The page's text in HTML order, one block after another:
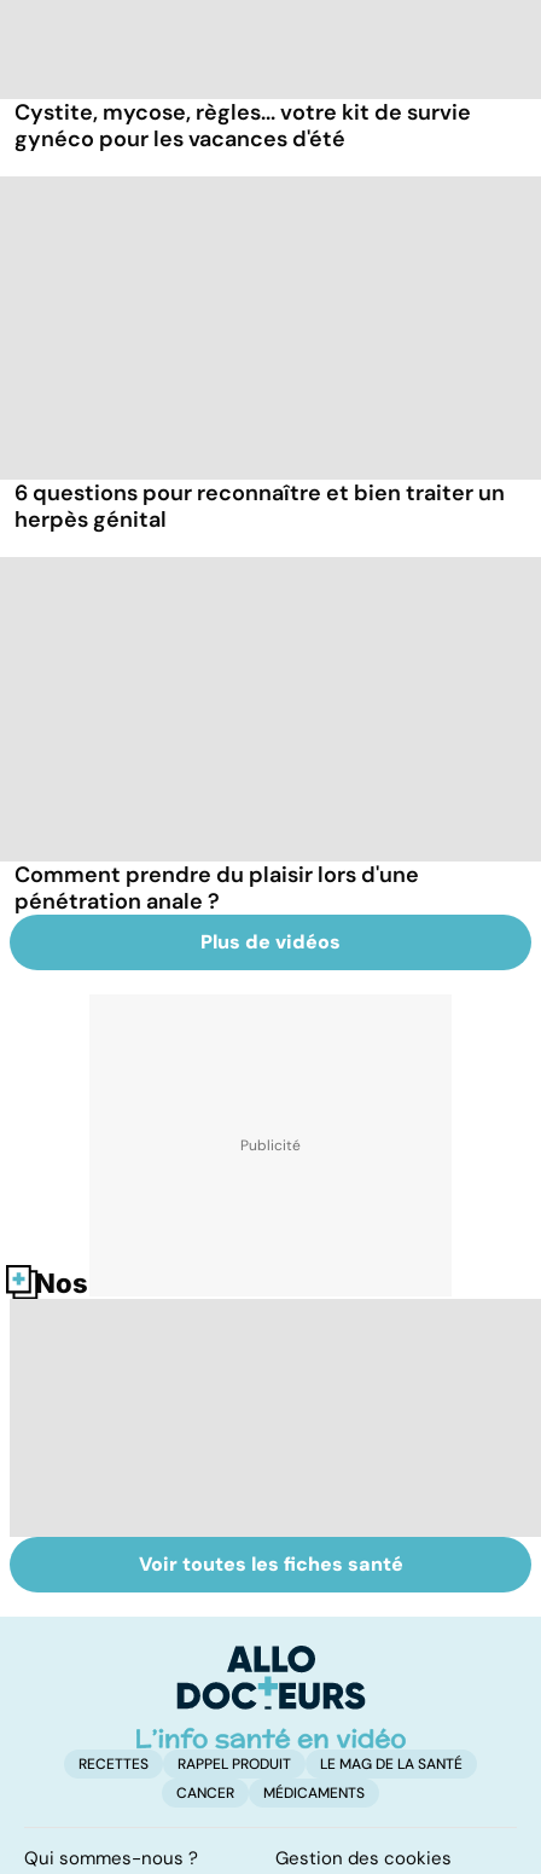
Cystite, mycose, règles... votre kit de survie
gynéco pour les vacances d'été
6 questions pour reconnaître et bien traiter un
herpès génital
Comment prendre du plaisir lors d'une
pénétration anale ?
Plus de vidéos
Nos fiches santé
Tout savoir sur le
cerveau
Staphylocoque
doré : une
surveillance
Voir toutes les fiches santé
RECETTES RAPPEL PRODUIT
LE MAG DE LA SANTÉ
CANCER
MÉDICAMENTS
Qui sommes-nous ? Gestion des cookies